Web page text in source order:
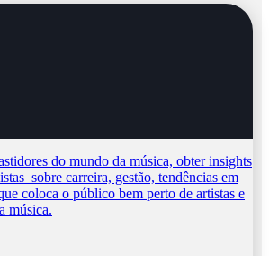
do mundo da música, obter insights
sobre carreira, gestão, tendências em
coloca o público bem perto de artistas e
música.